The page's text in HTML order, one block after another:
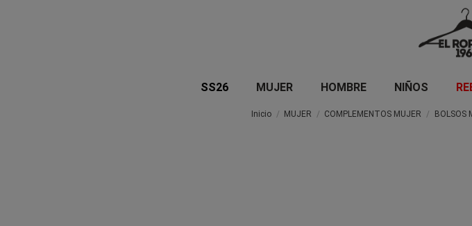
SS26 MUJER HOMBRE NIÑOS
Inicio MUJER COMPLEMENTOS MUJER BOLSOS